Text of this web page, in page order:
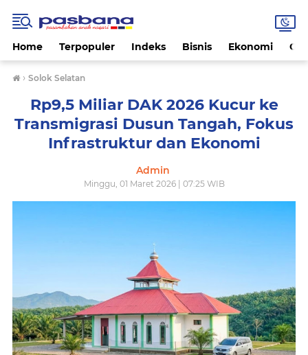
Home Terpopuler Indeks Bisnis Ekonomi
› Solok Selatan
Rp9,5 Miliar DAK 2026 Kucur ke
Transmigrasi Dusun Tangah, Fokus
Infrastruktur dan Ekonomi
Admin
Minggu, 01 Maret 2026 | 07:25 WIB